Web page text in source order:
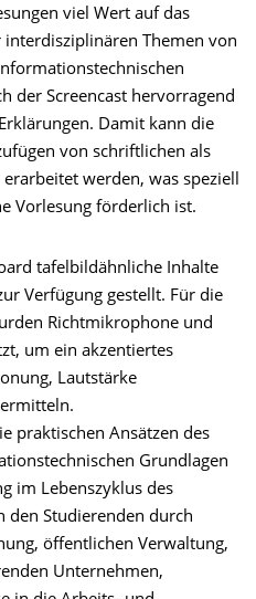
viel Wert auf das
Themen von
der Screencast hervorragend
Damit kann die
von schriftlichen als
werden, was speziell
Vorlesung förderlich ist.
tafelbildähnliche Inhalte
Verfügung gestellt. Für die
Richtmikrophone und
um ein akzentiertes
Lautstärke
praktischen Ansätzen des
Grundlagen
im Lebenszyklus des
den Studierenden durch
öffentlichen Verwaltung,
Unternehmen,